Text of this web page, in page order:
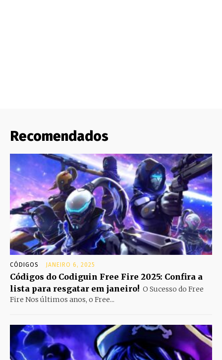
Recomendados
CÓDIGOS JANEIRO 6, 2025
Códigos do Codiguin Free Fire 2025: Confira a
lista para resgatar em janeiro! O Sucesso do Free
Fire Nos últimos anos, o Free...